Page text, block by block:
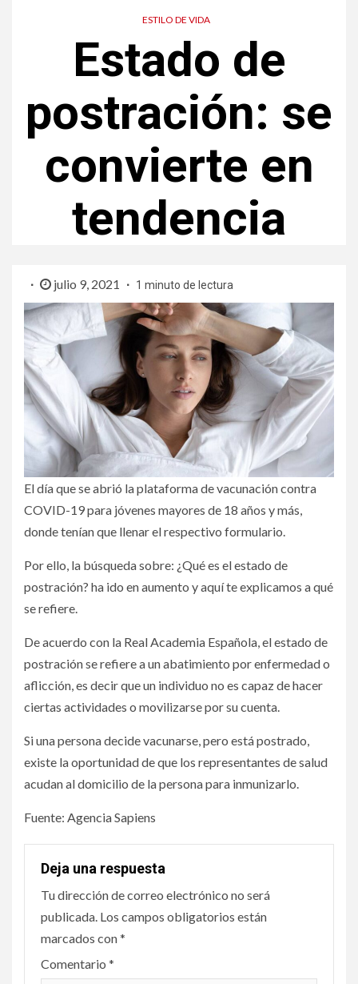
ESTILO DE VIDA
Estado de
postración: se
convierte en
tendencia
julio 9, 2021 1 minuto de lectura
El día que se abrió la plataforma de vacunación contra
COVID-19 para jóvenes mayores de 18 años y más,
donde tenían que llenar el respectivo formulario.
Por ello, la búsqueda sobre: ¿Qué es el estado de
postración? ha ido en aumento y aquí te explicamos a qué
se refiere.
De acuerdo con la Real Academia Española, el estado de
postración se refiere a un abatimiento por enfermedad o
aflicción, es decir que un individuo no es capaz de hacer
ciertas actividades o movilizarse por su cuenta.
Si una persona decide vacunarse, pero está postrado,
existe la oportunidad de que los representantes de salud
acudan al domicilio de la persona para inmunizarlo.
Fuente: Agencia Sapiens
Deja una respuesta
Tu dirección de correo electrónico no será
publicada. Los campos obligatorios están
marcados con*
Comentario *